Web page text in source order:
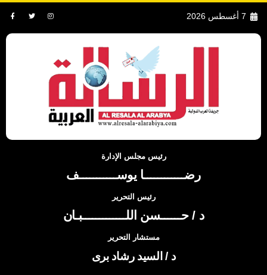
7 أغسطس 2026
رئيس مجلس الإدارة
رضــــــــــــا يوســـــــــــف
رئيس التحرير
د / حــــــسن اللـــــــــــــبـان
مستشار التحرير
د / السيد رشاد برى